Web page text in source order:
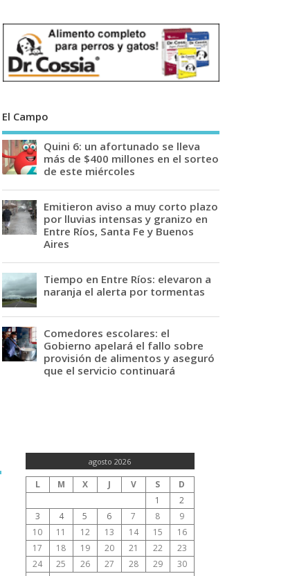
El Campo
Quini 6: un afortunado se lleva
más de $400 millones en el sorteo
de este miércoles
Emitieron aviso a muy corto plazo
por lluvias intensas y granizo en
Entre Ríos, Santa Fe y Buenos
Aires
Tiempo en Entre Ríos: elevaron a
naranja el alerta por tormentas
Comedores escolares: el
Gobierno apelará el fallo sobre
provisión de alimentos y aseguró
que el servicio continuará
agosto 2026
L M X J V S
D
1
2
3
4 5 6 7 8
9
10
11 12 13 14 15
16
17
18 19 20 21 22
23
24
25 26 27 28 29
30